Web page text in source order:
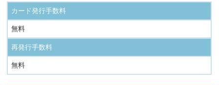
カード発行手数料
無料
再発行手数料
無料